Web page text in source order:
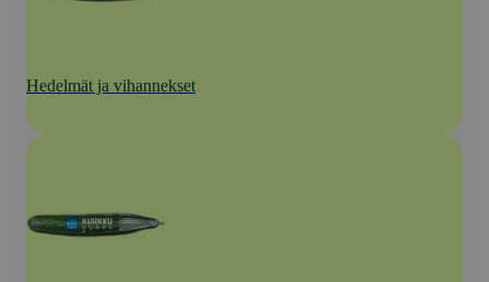
Hedelmät ja vihannekset